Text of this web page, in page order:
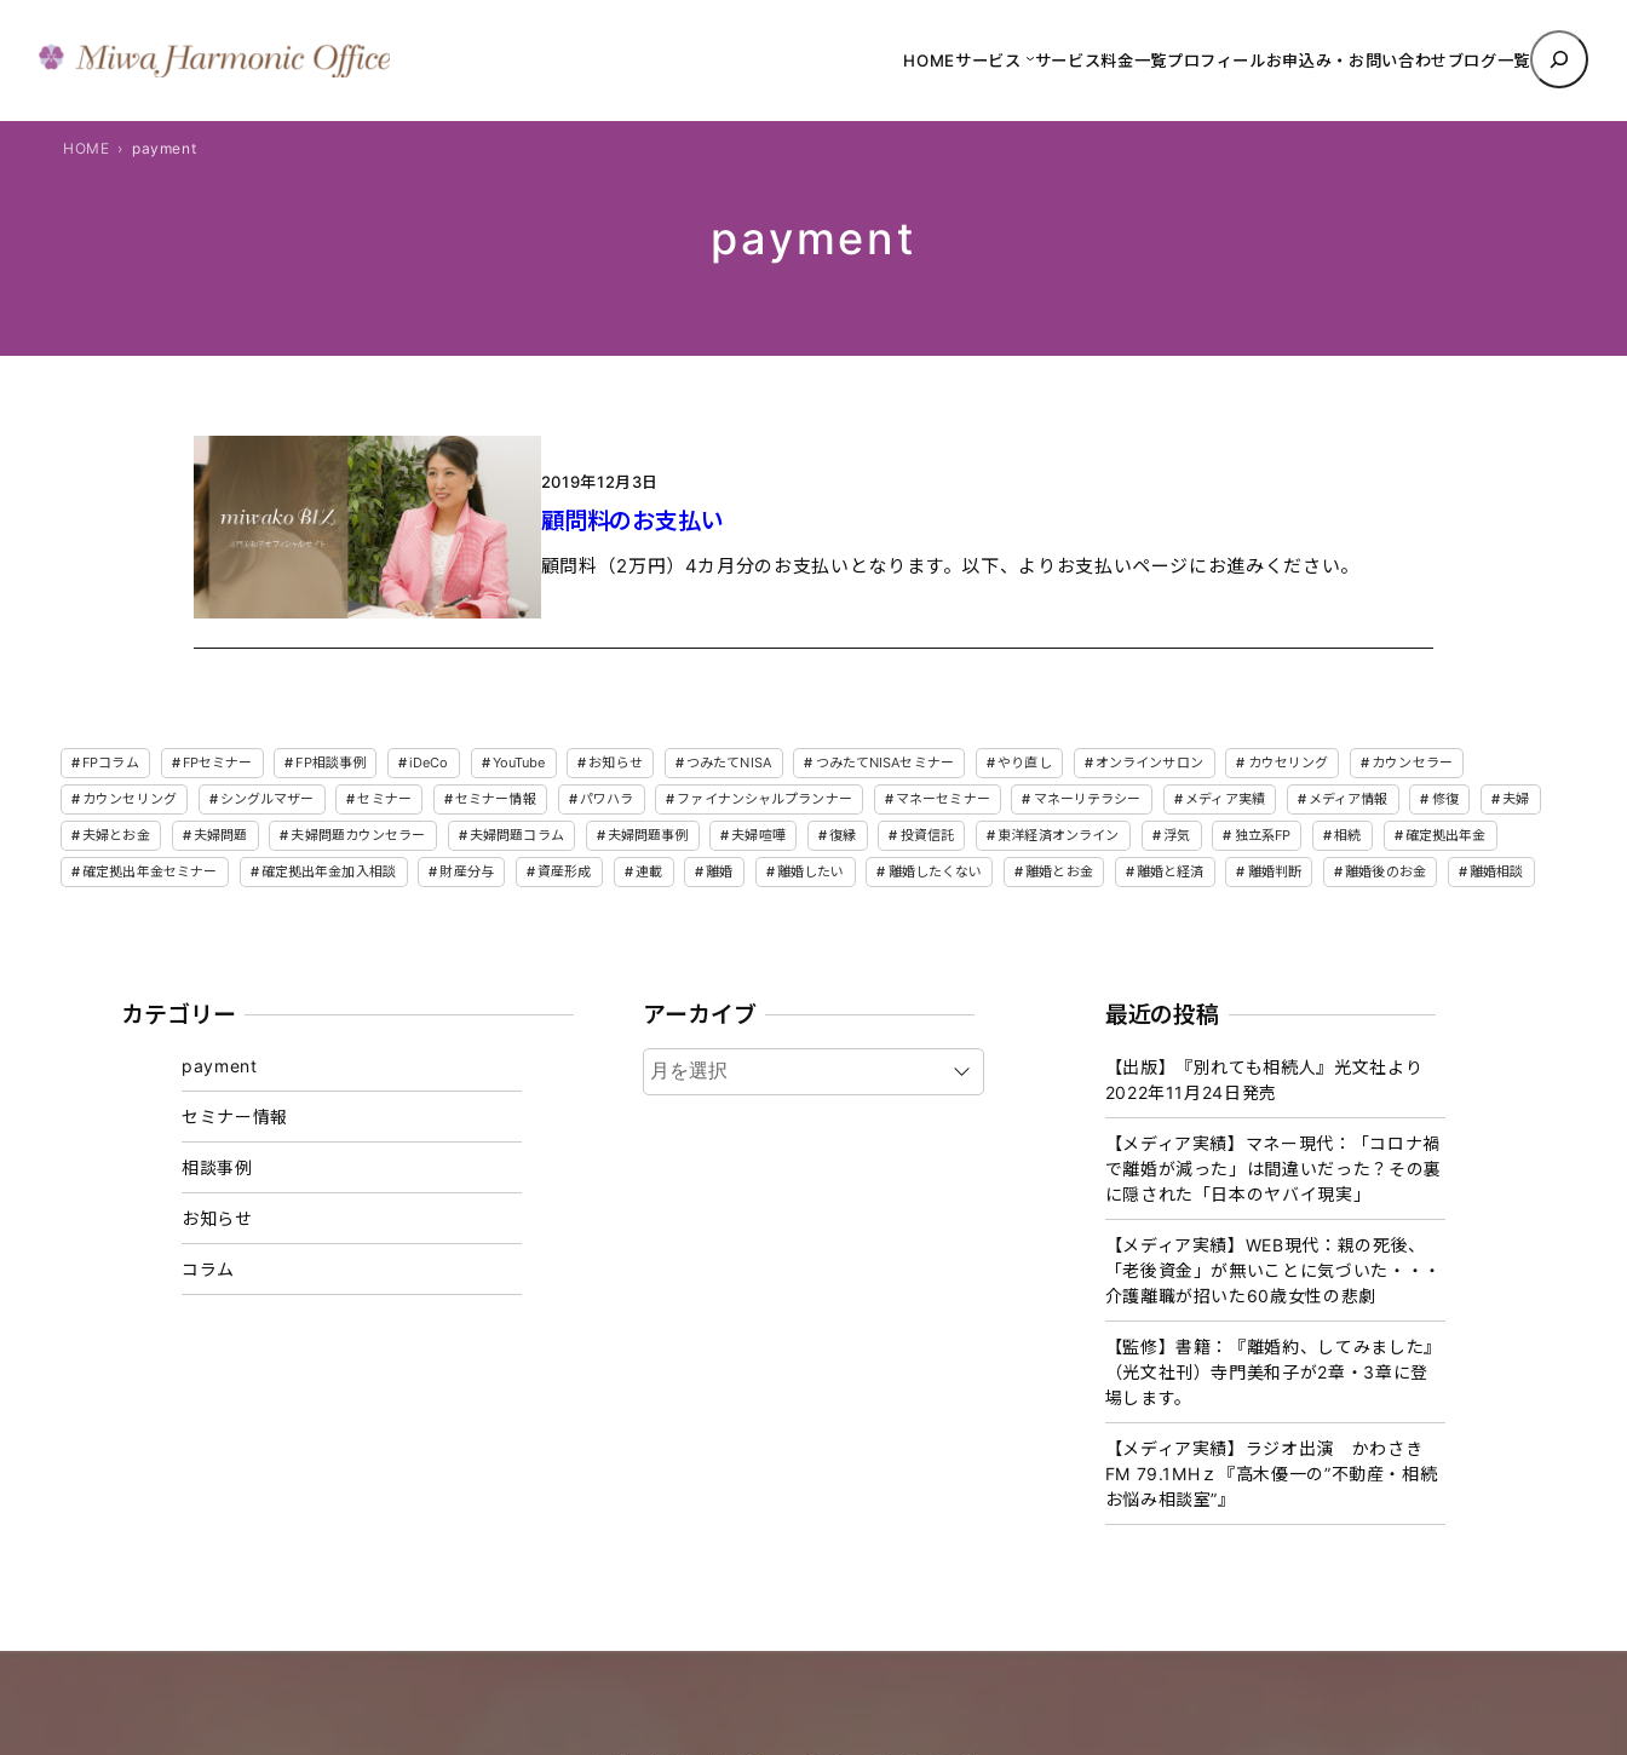
ス
HOMEサービス サービス料金一覧プロフィールお申込み・お問い合わせブログ一覧
検
索
payment
HOME payment
2019年12月3日
顧問料のお支払い
顧問料（2万円）4カ月分のお支払いとなります。以下、よりお支払いページにお進みください。
FPコラム FPセミナー FP相談事例 iDeCo YouTube お知らせ つみたてNISA つみたてNISAセミナー やり直し オンラインサロン カウセリング カウンセラー
カウンセリング シングルマザー セミナー セミナー情報 パワハラ ファイナンシャルプランナー マネーセミナー マネーリテラシー メディア実績 メディア情報 修復 夫婦
夫婦とお金 夫婦問題 夫婦問題カウンセラー 夫婦問題コラム 夫婦問題事例 夫婦喧嘩 復縁 投資信託 東洋経済オンライン 浮気 独立系FP 相続 確定拠出年金
確定拠出年金セミナー 確定拠出年金加入相談 財産分与 資産形成 連載 離婚 離婚したい 離婚したくない 離婚とお金 離婚と経済 離婚判断 離婚後のお金 離婚相談
カテゴリー
payment
セミナー情報
相談事例
お知らせ
コラム
アーカイブ
ア
ー
最近の投稿
【出版】『別れても相続人』光文社より
2022年11月24日発売
【メディア実績】マネー現代：「コロナ禍
で離婚が減った」は間違いだった？その裏
に隠された「日本のヤバイ現実」
【メディア実績】WEB現代：親の死後、
「老後資金」が無いことに気づいた・・・
介護離職が招いた60歳女性の悲劇
【監修】書籍：『離婚約、してみました』
（光文社刊）寺門美和子が2章・3章に登
場します。
【メディア実績】ラジオ出演 かわさき
FM 79.1MHｚ『高木優一の”不動産・相続
お悩み相談室”』